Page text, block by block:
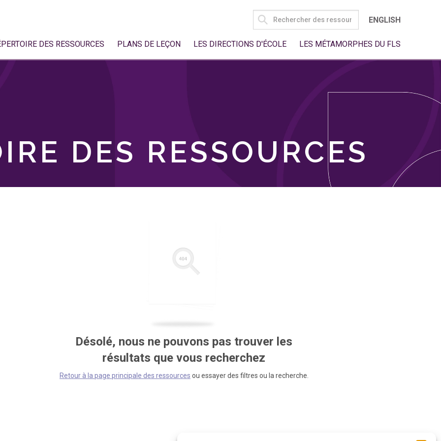
SEARCH
FOR:
ENGLISH
DES RESSOURCES PLANS DE LEÇON LES DIRECTIONS D'ÉCOLE LES MÉTAMORPHES DU FLS
DES RESSOURCES
Désolé, nous ne pouvons pas trouver les
résultats que vous recherchez
Retour à la page principale des ressources ou essayer des filtres ou la recherche.